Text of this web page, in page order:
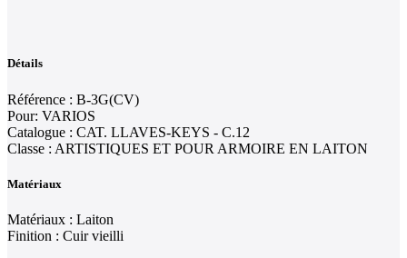
Détails
Référence : B-3G(CV)
Pour: VARIOS
Catalogue : CAT. LLAVES-KEYS - C.12
Classe : ARTISTIQUES ET POUR ARMOIRE EN LAITON
Matériaux
Matériaux : Laiton
Finition : Cuir vieilli